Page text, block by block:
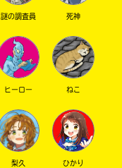
もっと知りたい
キミに
謎の調査員 死神
ヒーロー ねこ
梨久 ひかり